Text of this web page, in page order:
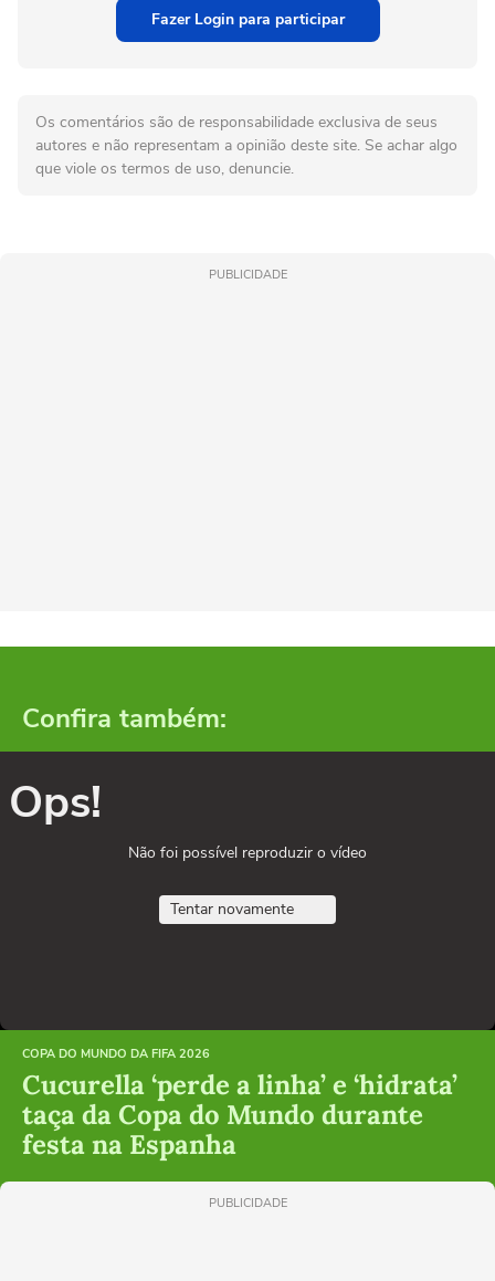
Fazer Login para participar
Os comentários são de responsabilidade exclusiva de seus
autores e não representam a opinião deste site. Se achar algo
que viole os termos de uso, denuncie.
PUBLICIDADE
Confira também:
Ops!
Não foi possível reproduzir o vídeo
Tentar novamente
COPA DO MUNDO DA FIFA 2026
Cucurella ‘perde a linha’ e ‘hidrata’
taça da Copa do Mundo durante
festa na Espanha
PUBLICIDADE